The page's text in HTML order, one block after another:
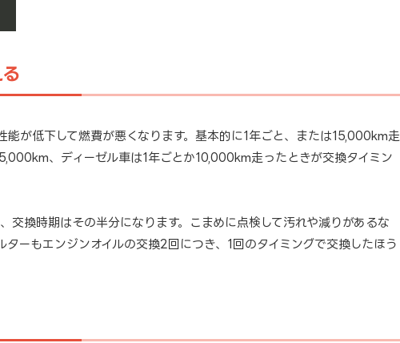
能が低下して燃費が悪くなります。基本的に1年ごと、または15,000km走
、ディーゼル車は1年ごとか10,000km走ったときが交換タイミン
交換時期はその半分になります。こまめに点検して汚れや減りがあるな
ターもエンジンオイルの交換2回につき、1回のタイミングで交換したほう